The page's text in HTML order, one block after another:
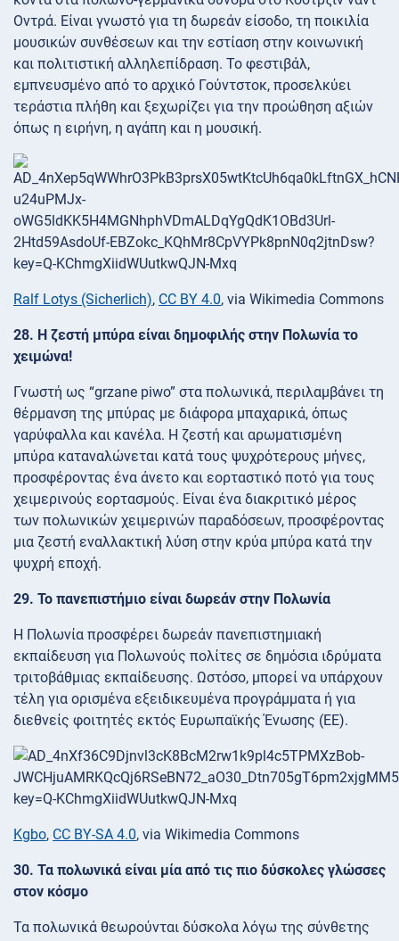
Οντρά. Είναι γνωστό για τη δωρεάν είσοδο, τη ποικιλία
μουσικών συνθέσεων και την εστίαση στην κοινωνική
και πολιτιστική αλληλεπίδραση. Το φεστιβάλ,
εμπνευσμένο από το αρχικό Γούντστοκ, προσελκύει
τεράστια πλήθη και ξεχωρίζει για την προώθηση αξιών
όπως η ειρήνη, η αγάπη και η μουσική.
Ralf Lotys (Sicherlich), CC BY 4.0, via Wikimedia Commons
28. Η ζεστή μπύρα είναι δημοφιλής στην Πολωνία το
χειμώνα!
Γνωστή ως “grzane piwo” στα πολωνικά, περιλαμβάνει τη
θέρμανση της μπύρας με διάφορα μπαχαρικά, όπως
γαρύφαλλα και κανέλα. Η ζεστή και αρωματισμένη
μπύρα καταναλώνεται κατά τους ψυχρότερους μήνες,
προσφέροντας ένα άνετο και εορταστικό ποτό για τους
χειμερινούς εορτασμούς. Είναι ένα διακριτικό μέρος
των πολωνικών χειμερινών παραδόσεων, προσφέροντας
μια ζεστή εναλλακτική λύση στην κρύα μπύρα κατά την
ψυχρή εποχή.
29. Το πανεπιστήμιο είναι δωρεάν στην Πολωνία
Η Πολωνία προσφέρει δωρεάν πανεπιστημιακή
εκπαίδευση για Πολωνούς πολίτες σε δημόσια ιδρύματα
τριτοβάθμιας εκπαίδευσης. Ωστόσο, μπορεί να υπάρχουν
τέλη για ορισμένα εξειδικευμένα προγράμματα ή για
διεθνείς φοιτητές εκτός Ευρωπαϊκής Ένωσης (ΕΕ).
Kgbo, CC BY-SA 4.0, via Wikimedia Commons
30. Τα πολωνικά είναι μία από τις πιο δύσκολες γλώσσες
στον κόσμο
Τα πολωνικά θεωρούνται δύσκολα λόγω της σύνθετης